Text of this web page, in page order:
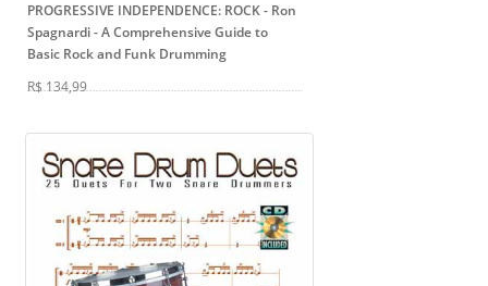
PROGRESSIVE INDEPENDENCE: ROCK - Ron
Spagnardi- A Comprehensive Guide to
Basic Rock and Funk Drumming
R$ 134,99